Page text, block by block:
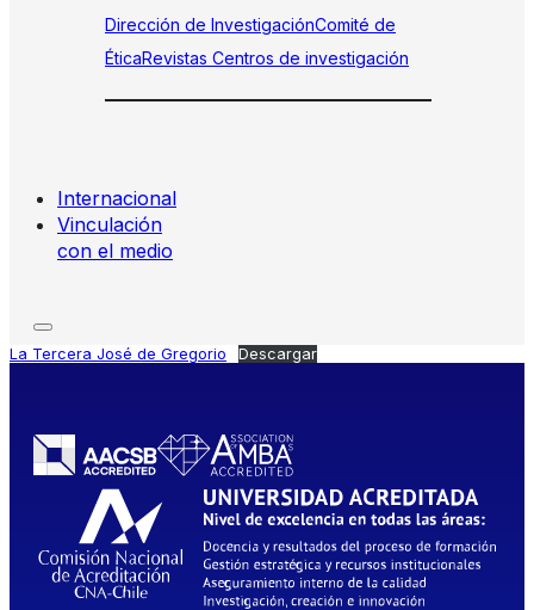
Dirección de InvestigaciónComité de
ÉticaRevistas Centros de investigación
Internacional
Vinculación
con el medio
La Tercera José de Gregorio Descargar